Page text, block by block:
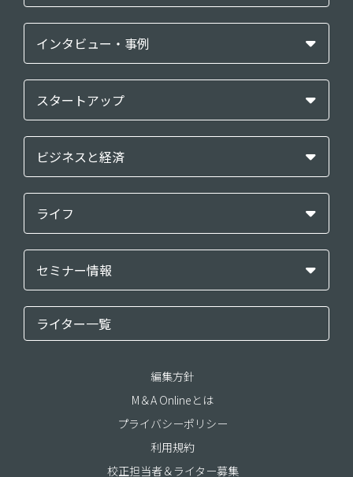
インタビュー・事例
スタートアップ
ビジネスと経済
ライフ
セミナー情報
ライター一覧
編集方針
M＆A Onlineとは
プライバシーポリシー
利用規約
校正担当者＆ライター募集